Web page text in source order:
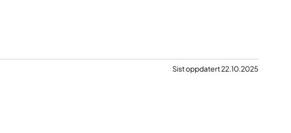
Sist oppdatert 22.10.2025